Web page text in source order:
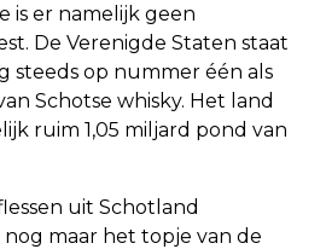
is er namelijk geen
De Verenigde Staten staat
steeds op nummer één als
Schotse whisky. Het land
ruim 1,05 miljard pond van
uit Schotland
maar het topje van de